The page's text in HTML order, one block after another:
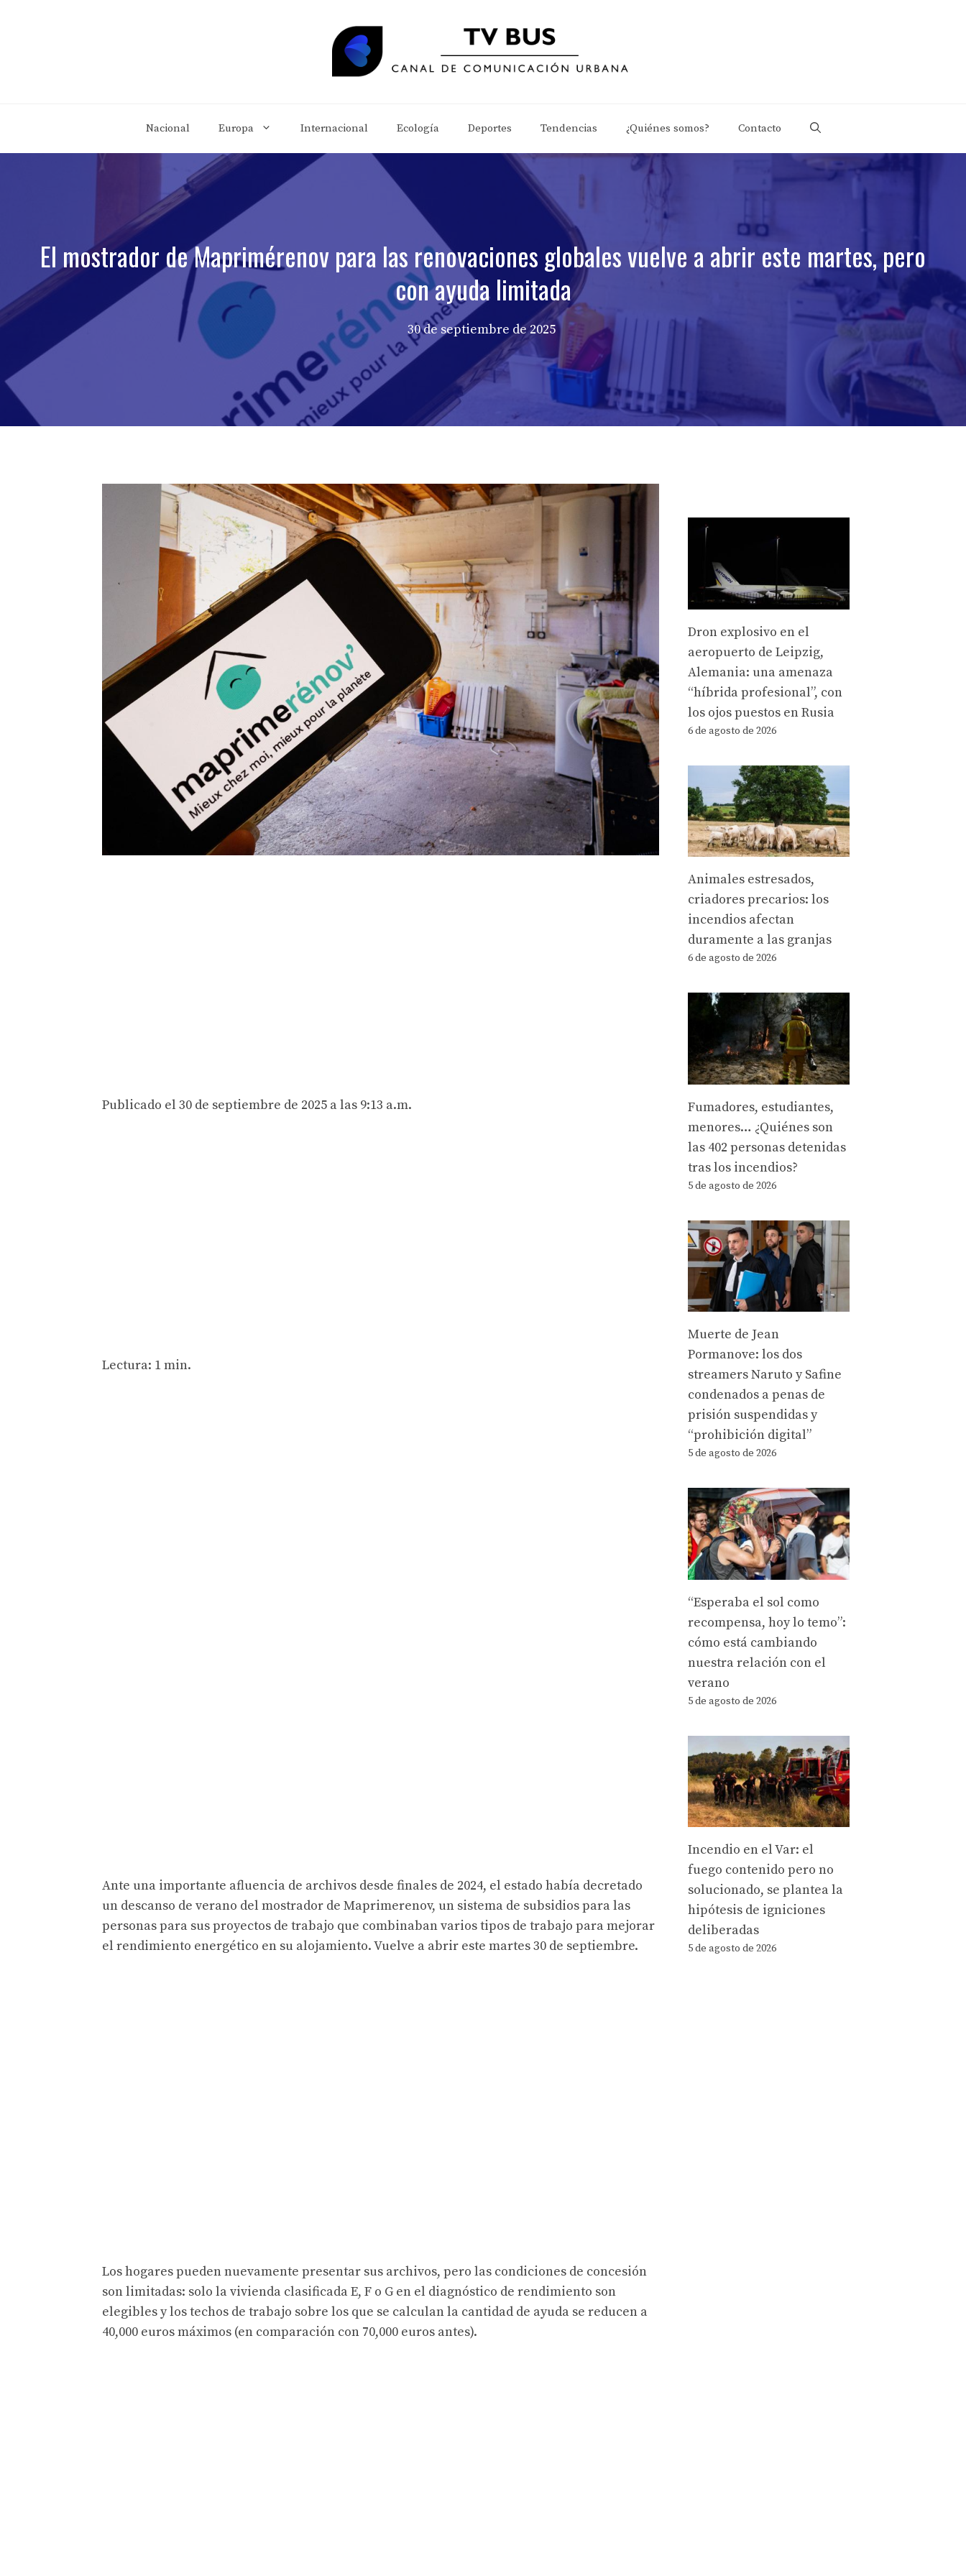
Nacional Europa Internacional Ecología Deportes Tendencias ¿Quiénes somos? Contacto
El mostrador de Maprimérenov para las renovaciones globales vuelve a abrir este martes, pero
con ayuda limitada
30 de septiembre de 2025
Publicado el 30 de septiembre de 2025 a las 9:13 a.m.
Lectura: 1 min.
Ante una importante afluencia de archivos desde finales de 2024, el estado había decretado
un descanso de verano del mostrador de Maprimerenov, un sistema de subsidios para las
personas para sus proyectos de trabajo que combinaban varios tipos de trabajo para mejorar
el rendimiento energético en su alojamiento. Vuelve a abrir este martes 30 de septiembre.
Los hogares pueden nuevamente presentar sus archivos, pero las condiciones de concesión
son limitadas: solo la vivienda clasificada E, F o G en el diagnóstico de rendimiento son
elegibles y los techos de trabajo sobre los que se calculan la cantidad de ayuda se reducen a
40,000 euros máximos (en comparación con 70,000 euros antes).
Dron explosivo en el
aeropuerto de Leipzig,
Alemania: una amenaza
“híbrida profesional”, con
los ojos puestos en Rusia
6 de agosto de 2026
Animales estresados,
criadores precarios: los
incendios afectan
duramente a las granjas
6 de agosto de 2026
Fumadores, estudiantes,
menores… ¿Quiénes son
las 402 personas detenidas
tras los incendios?
5 de agosto de 2026
Muerte de Jean
Pormanove: los dos
streamers Naruto y Safine
condenados a penas de
prisión suspendidas y
“prohibición digital”
5 de agosto de 2026
“Esperaba el sol como
recompensa, hoy lo temo”:
cómo está cambiando
nuestra relación con el
verano
5 de agosto de 2026
Incendio en el Var: el
fuego contenido pero no
solucionado, se plantea la
hipótesis de igniciones
deliberadas
5 de agosto de 2026